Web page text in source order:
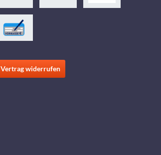
Vertrag widerrufen